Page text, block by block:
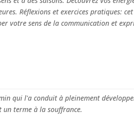
Réflexions et exercices pratiques:
votre sens de la communication et
qui l'a conduit à pleinement
un terme à la souffrance.